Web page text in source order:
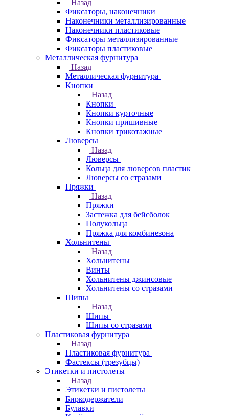
Назад
Фиксаторы, наконечники
Наконечники металлизированные
Наконечники пластиковые
Фиксаторы металлизированные
Фиксаторы пластиковые
Металлическая фурнитура
Назад
Металлическая фурнитура
Кнопки
Назад
Кнопки
Кнопки курточные
Кнопки пришивные
Кнопки трикотажные
Люверсы
Назад
Люверсы
Кольца для люверсов пластик
Люверсы со стразами
Пряжки
Назад
Пряжки
Застежка для бейсболок
Полукольца
Пряжка для комбинезона
Хольнитены
Назад
Хольнитены
Винты
Хольнитены джинсовые
Хольнитены со стразами
Шипы
Назад
Шипы
Шипы со стразами
Пластиковая фурнитура
Назад
Пластиковая фурнитура
Фастексы (трезубцы)
Этикетки и пистолеты
Назад
Этикетки и пистолеты
Биркодержатели
Булавки